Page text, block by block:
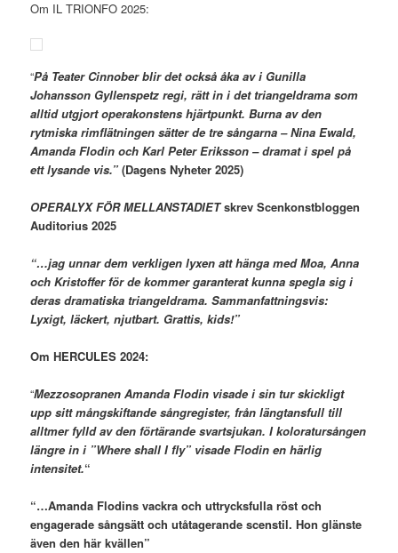
Om IL TRIONFO 2025:
“På Teater Cinnober blir det också åka av i Gunilla
Johansson Gyllenspetz regi, rätt in i det triangeldrama som
alltid utgjort operakonstens hjärtpunkt. Burna av den
rytmiska rimflätningen sätter de tre sångarna – Nina Ewald,
Amanda Flodin och Karl Peter Eriksson – dramat i spel på
ett lysande vis.”(Dagens Nyheter 2025)
OPERALYX FÖR MELLANSTADIETskrev Scenkonstbloggen
Auditorius 2025
“…jag unnar dem verkligen lyxen att hänga med Moa, Anna
och Kristoffer för de kommer garanterat kunna spegla sig i
deras dramatiska triangeldrama. Sammanfattningsvis:
Lyxigt, läckert, njutbart. Grattis, kids!”
Om HERCULES 2024:
“Mezzosopranen Amanda Flodin visade i sin tur skickligt
upp sitt mångskiftande sångregister, från längtansfull till
alltmer fylld av den förtärande svartsjukan. I koloratursången
längre in i ”Where shall I fly” visade Flodin en härlig
intensitet.“
“…Amanda Flodins vackra och uttrycksfulla röst och
engagerade sångsätt och utåtagerande scenstil. Hon glänste
även den här kvällen”